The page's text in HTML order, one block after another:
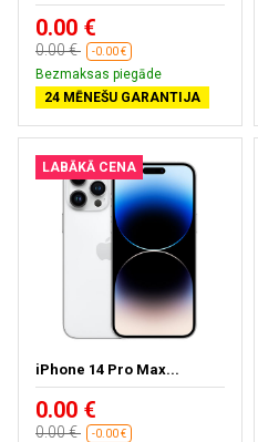
0.00 €
0.00 € -0.00 €
Bezmaksas piegāde
24 MĒNEŠU GARANTIJA
LABĀKĀ CENA
iPhone 14 Pro Max...
0.00 €
0.00 € -0.00 €